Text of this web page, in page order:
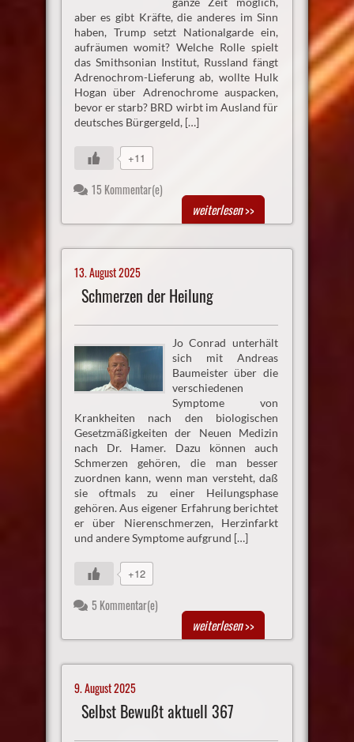
aber es gibt Kräfte, die anderes im Sinn
haben, Trump setzt Nationalgarde ein,
aufräumen womit? Welche Rolle spielt
das Smithsonian Institut, Russland fängt
Adrenochrom-Lieferung ab, wollte Hulk
Hogan über Adrenochrome auspacken,
bevor er starb? BRD wirbt im Ausland für
deutsches Bürgergeld, […]
+11
15 Kommentar(e)
weiterlesen>>
13. August 2025
Schmerzen der Heilung
Jo Conrad unterhält
sich mit Andreas
Baumeister über die
verschiedenen
Symptome von
Krankheiten nach den biologischen
Gesetzmäßigkeiten der Neuen Medizin
nach Dr. Hamer. Dazu können auch
Schmerzen gehören, die man besser
zuordnen kann, wenn man versteht, daß
sie oftmals zu einer Heilungsphase
gehören. Aus eigener Erfahrung berichtet
er über Nierenschmerzen, Herzinfarkt
und andere Symptome aufgrund […]
+12
5 Kommentar(e)
weiterlesen>>
9. August 2025
Selbst Bewußt aktuell 367